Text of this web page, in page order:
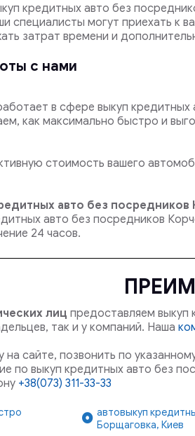
кредитных авто без
специалисты могут приехать к
затрат времени и
с нами
в сфере выкуп кредитных
как максимально быстро и
стоимость вашего
авто без посредников
авто без посредников
24 часов.
лиц предоставляем
так и у компаний. Наша
на сайте, позвонить по
по выкуп кредитных авто без
+38(073) 311-33-33
автовыкуп
Борщаговка, Киев